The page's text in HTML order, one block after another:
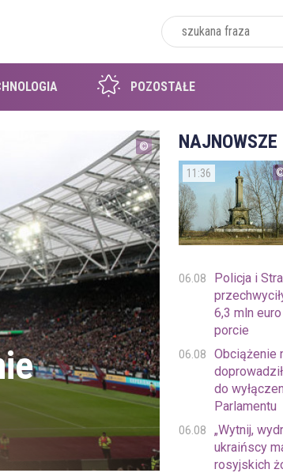
POZOSTAŁE
NAJNOWSZE
11:36
06.08
Policja i
6,3 mln
porcie
06.08
Obciążenie
do
Parlamentu
06.08
„Wytnij,
ukraińscy
rosyjskich